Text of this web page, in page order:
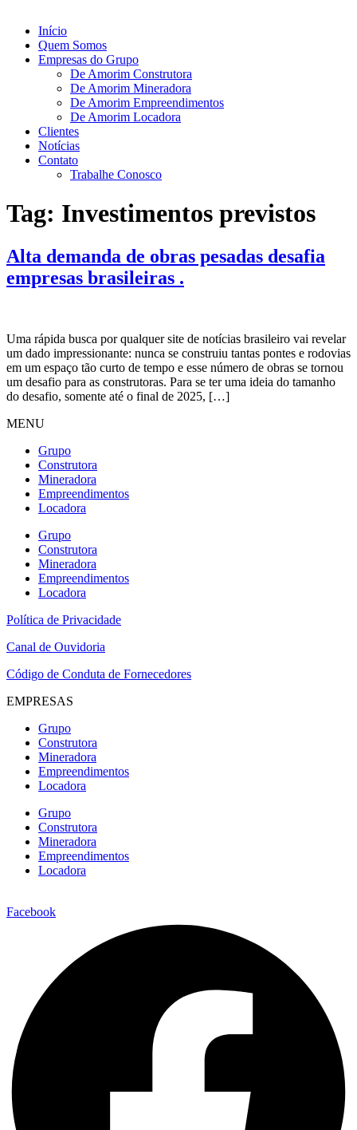
Início
Quem Somos
Empresas do Grupo
De Amorim Construtora
De Amorim Mineradora
De Amorim Empreendimentos
De Amorim Locadora
Clientes
Notícias
Contato
Trabalhe Conosco
Tag: Investimentos previstos
Alta demanda de obras pesadas desafia
empresas brasileiras .
Uma rápida busca por qualquer site de notícias brasileiro vai revelar
um dado impressionante: nunca se construiu tantas pontes e rodovias
em um espaço tão curto de tempo e esse número de obras se tornou
um desafio para as construtoras. Para se ter uma ideia do tamanho
do desafio, somente até o final de 2025, […]
MENU
Grupo
Construtora
Mineradora
Empreendimentos
Locadora
Grupo
Construtora
Mineradora
Empreendimentos
Locadora
Política de Privacidade
Canal de Ouvidoria
Código de Conduta de Fornecedores
EMPRESAS
Grupo
Construtora
Mineradora
Empreendimentos
Locadora
Grupo
Construtora
Mineradora
Empreendimentos
Locadora
Facebook